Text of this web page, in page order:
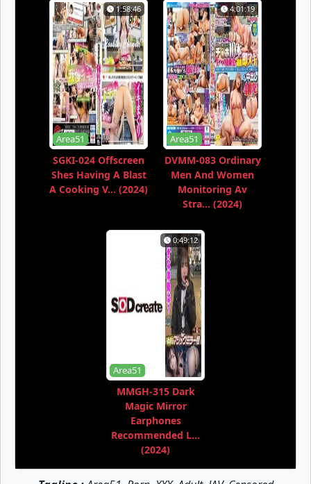
1:58:46
Area51
SGKI-024 Offscreen
Shes Having A Blast
A Cooking V... (2024)
4:01:19
Area51
DVMM-083 Ordinary
Men And Women
Monitoring Av
Stra... (2024)
0:49:12
Area51
MMGH-315 Dark
Magic Mirror
Earphones
Recommended L...
(2024)